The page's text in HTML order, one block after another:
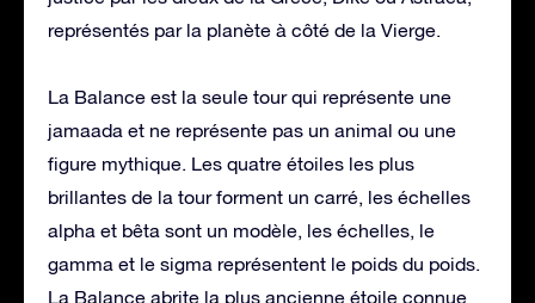
représentés par la planète à côté de la Vierge.
La Balance est la seule tour qui représente une
jamaada et ne représente pas un animal ou une
figure mythique. Les quatre étoiles les plus
brillantes de la tour forment un carré, les échelles
alpha et bêta sont un modèle, les échelles, le
gamma et le sigma représentent le poids du poids.
La Balance abrite la plus ancienne étoile connue